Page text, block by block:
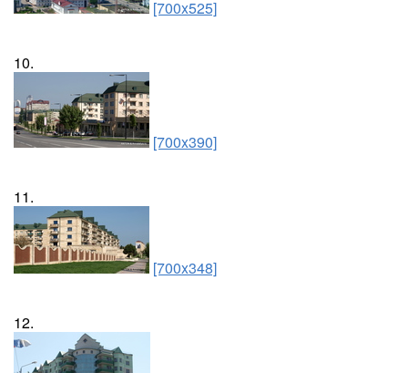
[700x525]
10.
[700x390]
11.
[700x348]
12.